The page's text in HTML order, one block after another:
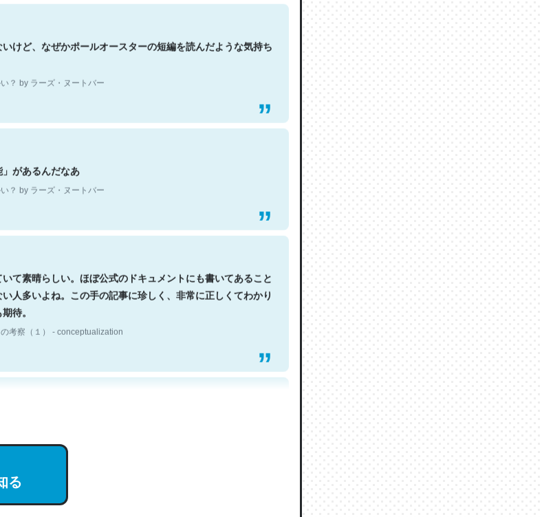
けど、なぜかポールオースターの短編を読んだような気持ち
？ by ラーズ・ヌートバー
があるんだなあ
？ by ラーズ・ヌートバー
て素晴らしい。ほぼ公式のドキュメントにも書いてあること
い人多いよね。この手の記事に珍しく、非常に正しくてわかり
期待。
考察（１） - conceptualization
考察（１） - conceptualization
る